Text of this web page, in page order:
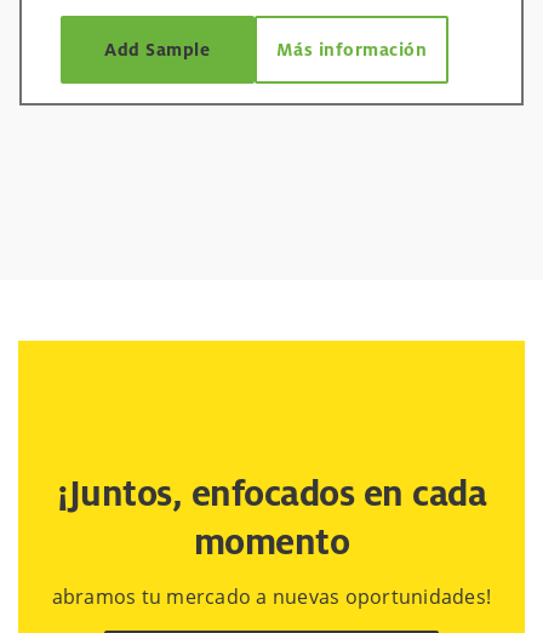
Add Sample Más información
¡Juntos, enfocados en cada
momento
abramos tu mercado a nuevas oportunidades!